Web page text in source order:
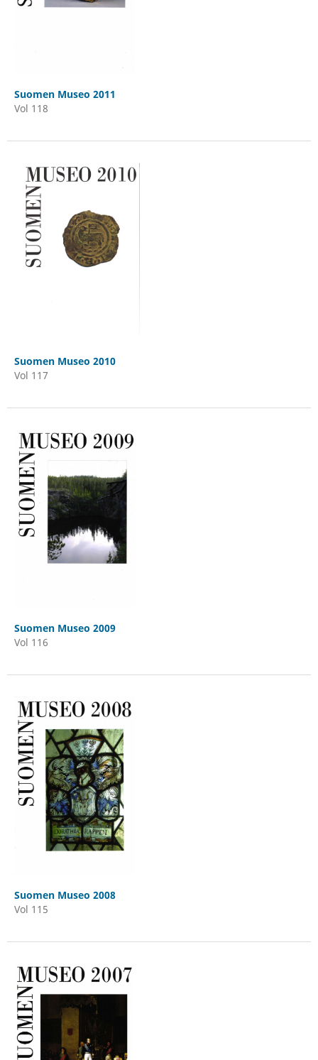
Suomen Museo 2011
Vol 118
Suomen Museo 2010
Vol 117
Suomen Museo 2009
Vol 116
Suomen Museo 2008
Vol 115